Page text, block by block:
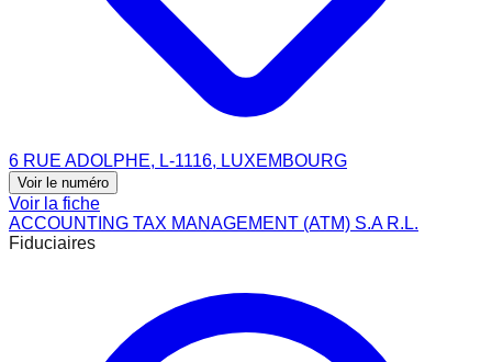
6 RUE ADOLPHE, L-1116, LUXEMBOURG
Voir le numéro
Voir la fiche
ACCOUNTING TAX MANAGEMENT (ATM) S.A R.L.
Fiduciaires